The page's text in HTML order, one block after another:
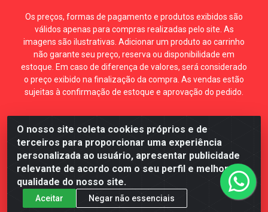
O nosso site coleta cookies próprios e de
terceiros para proporcionar uma experiência
personalizada ao usuário, apresentar publicidade
relevante de acordo com o seu perfil e melhorar a
qualidade do nosso site.
Aceitar Negar não essenciais
Os preços, formas de pagamento e produtos exibidos são
válidos apenas para compras realizadas pelo site. As
imagens são ilustrativas. Adicionar um produto ao carrinho
não garante seu preço, reserva ou disponibilidade em
estoque. Em caso de diferença de valores, será considerado
o preço exibido na finalização da compra. As vendas estão
sujeitas à confirmação de estoque e aprovação do pedido.
Mécari Distribuidora - Av. Gury Marques, 5164. Jd Centro
Oeste. Campo Grande MS. CEP 79072-000. CNPJ
70.357.959/0001-64